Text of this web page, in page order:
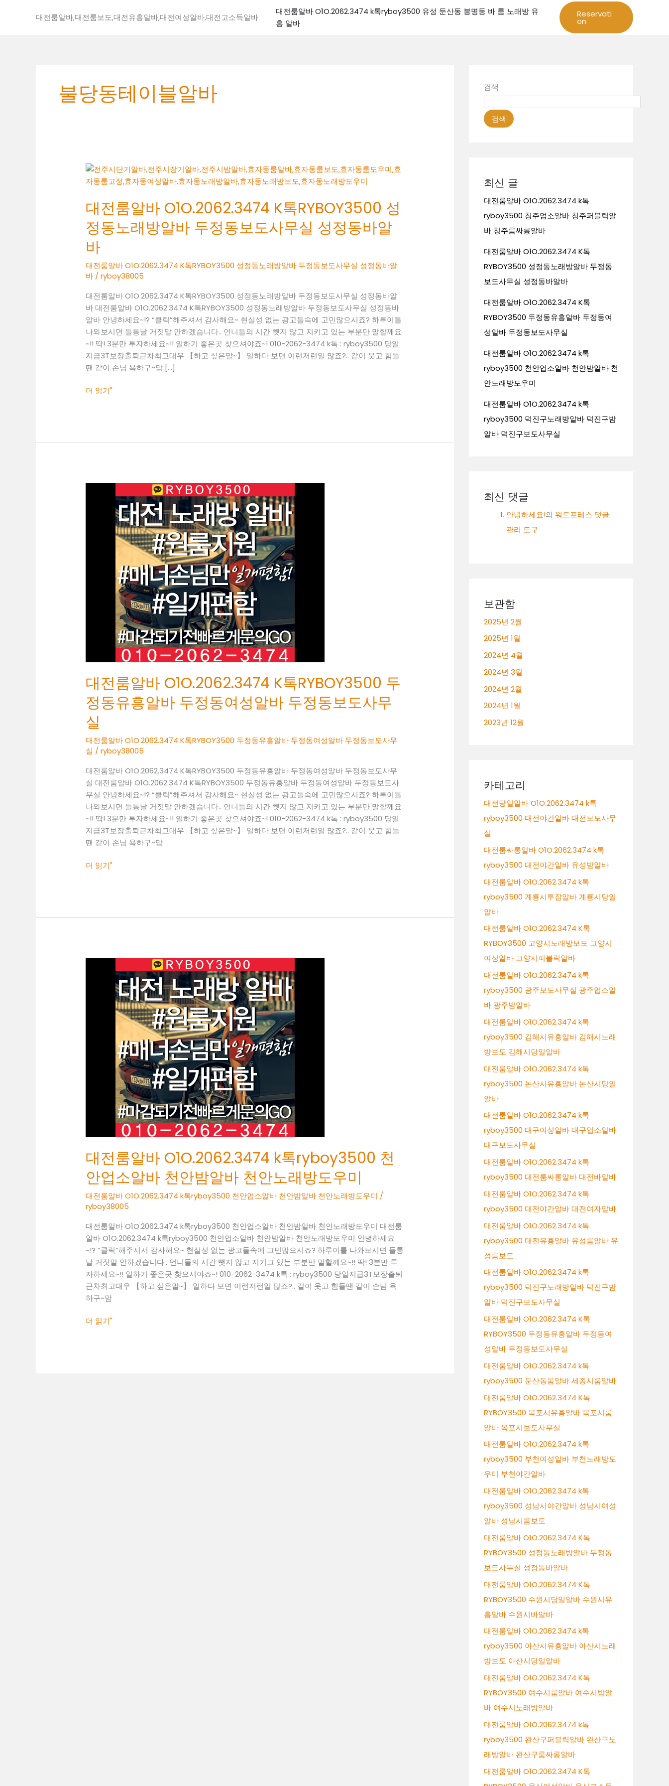
대전룸알바,대전룸보도,대전유흥알바,대전여성알바,대전고소득알바
대전룸알바 O1O.2062.3474 k톡ryboy3500 유성 둔산동 봉명동 바 룸 노래방 유
흥 알바
Reservati
on
불당동테이블알바
대전룸알바 O1O.2062.3474 K톡RYBOY3500 성
정동노래방알바 두정동보도사무실 성정동바알
바
대전룸알바 O1O.2062.3474 K톡RYBOY3500 성정동노래방알바 두정동보도사무실 성정동바알
바 /ryboy38005
대전룸알바 O1O.2062.3474 K톡RYBOY3500 성정동노래방알바 두정동보도사무실 성정동바알
바 대전룸알바 O1O.2062.3474 K톡RYBOY3500 성정동노래방알바 두정동보도사무실 성정동바
알바 안녕하세요~!? “클릭”해주셔서 감사해요~ 현실성 없는 광고들속에 고민많으시죠? 하루이틀
나와보시면 들통날 거짓말 안하겠습니다.. 언니들의 시간 뺏지 않고 지키고 있는 부분만 말할께요
~!! 딱! 3분만 투자하세요~!! 일하기 좋은곳 찾으셔야죠~! 010-2062-3474 k톡 : ryboy3500 당일
지급3T보장출퇴근차최고대우 【하고 싶은말~】 일하다 보면 이런저런일 많죠?.. 같이 웃고 힘들
땐 같이 손님 욕하구~맘 […]
대
전
알
O1O.2062.3474
K
톡
RYBOY3500
성
동
노
래
방
알
바
두
동
무
더 읽기"
대전룸알바 O1O.2062.3474 K톡RYBOY3500 두
정동유흥알바 두정동여성알바 두정동보도사무
실
대전룸알바 O1O.2062.3474 K톡RYBOY3500 두정동유흥알바 두정동여성알바 두정동보도사무
실 /ryboy38005
대전룸알바 O1O.2062.3474 K톡RYBOY3500 두정동유흥알바 두정동여성알바 두정동보도사무
실 대전룸알바 O1O.2062.3474 K톡RYBOY3500 두정동유흥알바 두정동여성알바 두정동보도사
무실 안녕하세요~!? “클릭”해주셔서 감사해요~ 현실성 없는 광고들속에 고민많으시죠? 하루이틀
나와보시면 들통날 거짓말 안하겠습니다.. 언니들의 시간 뺏지 않고 지키고 있는 부분만 말할께요
~!! 딱! 3분만 투자하세요~!! 일하기 좋은곳 찾으셔야죠~! 010-2062-3474 k톡 : ryboy3500 당일
지급3T보장출퇴근차최고대우 【하고 싶은말~】 일하다 보면 이런저런일 많죠?.. 같이 웃고 힘들
땐 같이 손님 욕하구~맘
O1O.2062.3474
RYBOY3500
두
동
여
성
알
바
정
동
보
도
사
무
실
더 읽기"
대전룸알바 O1O.2062.3474 k톡ryboy3500 천
안업소알바 천안밤알바 천안노래방도우미
대전룸알바 O1O.2062.3474 k톡ryboy3500 천안업소알바 천안밤알바 천안노래방도우미 /
ryboy38005
대전룸알바 O1O.2062.3474 k톡ryboy3500 천안업소알바 천안밤알바 천안노래방도우미 대전룸
알바 O1O.2062.3474 k톡ryboy3500 천안업소알바 천안밤알바 천안노래방도우미 안녕하세요
~!? “클릭”해주셔서 감사해요~ 현실성 없는 광고들속에 고민많으시죠? 하루이틀 나와보시면 들통
날 거짓말 안하겠습니다.. 언니들의 시간 뺏지 않고 지키고 있는 부분만 말할께요~!! 딱! 3분만 투
자하세요~!! 일하기 좋은곳 찾으셔야죠~! 010-2062-3474 k톡 : ryboy3500 당일지급3T보장출퇴
근차최고대우 【하고 싶은말~】 일하다 보면 이런저런일 많죠?.. 같이 웃고 힘들땐 같이 손님 욕
하구~맘
O1O.2062.3474
ryboy3500
안
알
바
천
안
노
래
방
도
우
미
더 읽기"
검색
검색
최신 글
대전룸알바 O1O.2062.3474 k톡
ryboy3500 청주업소알바 청주퍼블릭알
바 청주룸싸롱알바
대전룸알바 O1O.2062.3474 K톡
RYBOY3500 성정동노래방알바 두정동
보도사무실 성정동바알바
대전룸알바 O1O.2062.3474 K톡
RYBOY3500 두정동유흥알바 두정동여
성알바 두정동보도사무실
대전룸알바 O1O.2062.3474 k톡
ryboy3500 천안업소알바 천안밤알바 천
안노래방도우미
대전룸알바 O1O.2062.3474 k톡
ryboy3500 덕진구노래방알바 덕진구밤
알바 덕진구보도사무실
최신 댓글
안녕하세요!의 워드프레스 댓글
관리 도구
보관함
2025년 2월
2025년 1월
2024년 4월
2024년 3월
2024년 2월
2024년 1월
2023년 12월
카테고리
대전당일알바 O1O.2062.3474 k톡
ryboy3500 대전야간알바 대전보도사무
실
대전룸싸롱알바 O1O.2062.3474 k톡
ryboy3500 대전야간알바 유성밤알바
대전룸알바 O1O.2062.3474 k톡
ryboy3500 계룡시투잡알바 계룡시당일
알바
대전룸알바 O1O.2062.3474 K톡
RYBOY3500 고양시노래방보도 고양시
여성알바 고양시퍼블릭알바
대전룸알바 O1O.2062.3474 k톡
ryboy3500 광주보도사무실 광주업소알
바 광주밤알바
대전룸알바 O1O.2062.3474 k톡
ryboy3500 김해시유흥알바 김해시노래
방보도 김해시당일알바
대전룸알바 O1O.2062.3474 k톡
ryboy3500 논산시유흥알바 논산시당일
알바
대전룸알바 O1O.2062.3474 k톡
ryboy3500 대구여성알바 대구업소알바
대구보도사무실
대전룸알바 O1O.2062.3474 k톡
ryboy3500 대전룸싸롱알바 대전바알바
대전룸알바 O1O.2062.3474 k톡
ryboy3500 대전야간알바 대전여자알바
대전룸알바 O1O.2062.3474 k톡
ryboy3500 대전유흥알바 유성룸알바 유
성룸보도
대전룸알바 O1O.2062.3474 k톡
ryboy3500 덕진구노래방알바 덕진구밤
알바 덕진구보도사무실
대전룸알바 O1O.2062.3474 K톡
RYBOY3500 두정동유흥알바 두정동여
성알바 두정동보도사무실
대전룸알바 O1O.2062.3474 k톡
ryboy3500 둔산동룸알바 세종시룸알바
대전룸알바 O1O.2062.3474 K톡
RYBOY3500 목포시유흥알바 목포시룸
알바 목포시보도사무실
대전룸알바 O1O.2062.3474 k톡
ryboy3500 부천여성알바 부천노래방도
우미 부천야간알바
대전룸알바 O1O.2062.3474 k톡
ryboy3500 성남시야간알바 성남시여성
알바 성남시룸보도
대전룸알바 O1O.2062.3474 K톡
RYBOY3500 성정동노래방알바 두정동
보도사무실 성정동바알바
대전룸알바 O1O.2062.3474 K톡
RYBOY3500 수원시당일알바 수원시유
흥알바 수원시바알바
대전룸알바 O1O.2062.3474 k톡
ryboy3500 아산시유흥알바 아산시노래
방보도 아산시당일알바
대전룸알바 O1O.2062.3474 K톡
RYBOY3500 여수시룸알바 여수시밤알
바 여수시노래방알바
대전룸알바 O1O.2062.3474 k톡
ryboy3500 완산구퍼블릭알바 완산구노
래방알바 완산구룸싸롱알바
대전룸알바 O1O.2062.3474 K톡